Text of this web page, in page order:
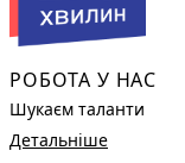
РОБОТА У НАС
Шукаєм таланти
Детальніше